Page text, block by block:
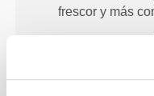
frescor y más